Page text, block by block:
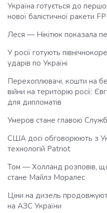
Україна готується до
нової балістичної ракети
Леся — Нікітюк показала
У росії готують
ударів по Україні
Перехоплювачі, кошти на
війни на територію росії:
для дипломатів
Умеров стане главою
США досі обговорюють з
технологій Patriot
Том — Холланд розповів,
стане Майлз Моралес
Ціни на дизель
на АЗС України